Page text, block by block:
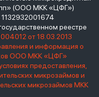
(ООО МКК «ЦФГ»)
реестре
от 18.03.2013
и информация о
ООО МКК «ЦФГ»
предоставления,
микрозаймов и
микрозаймов МКК